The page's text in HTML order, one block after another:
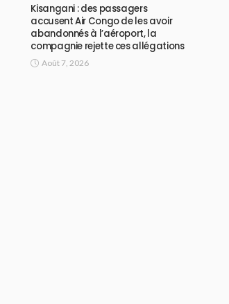
Kisangani : des passagers
accusent Air Congo de les avoir
abandonnés à l’aéroport, la
compagnie rejette ces allégations
Août 7, 2026